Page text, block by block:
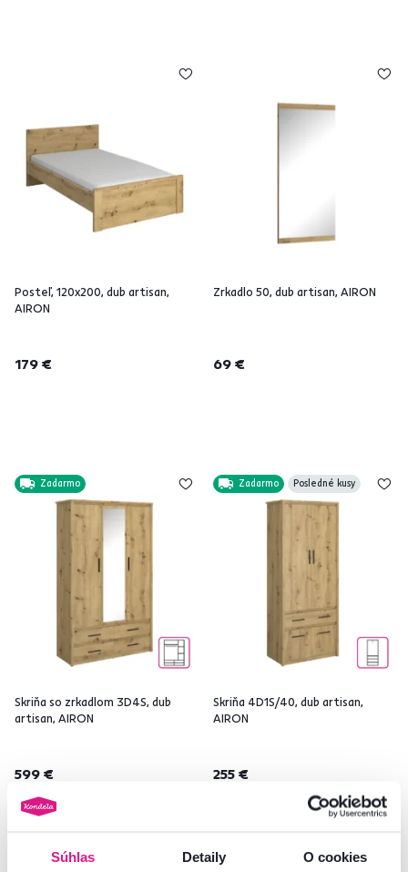
Súhlas Detaily O cookies
Posteľ, 120x200, dub artisan,
AIRON
179 €
Zrkadlo 50, dub artisan, AIRON
69 €
Zadarmo
Skriňa so zrkadlom 3D4S, dub
artisan, AIRON
599 €
Zadarmo Posledné kusy
Skriňa 4D1S/40, dub artisan,
AIRON
255 €